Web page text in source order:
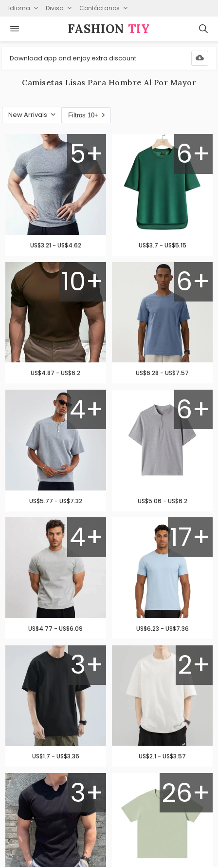
Idioma Divisa Contáctanos
FASHION⁠ TIY
Download app and enjoy extra discount
Camisetas Lisas Para Hombre Al Por Mayor
New Arrivals Filtros 10+
5+
US$3.21 - US$4.62
6+
US$3.7 - US$5.15
10+
US$4.87 - US$6.2
6+
US$6.28 - US$7.57
4+
US$5.77 - US$7.32
6+
US$5.06 - US$6.2
4+
US$4.77 - US$6.09
17+
US$6.23 - US$7.36
3+
US$1.7 - US$3.36
2+
US$2.1 - US$3.57
3+ 26+